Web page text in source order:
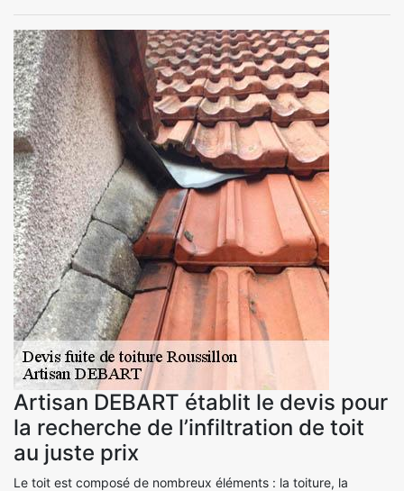
Artisan DEBART établit le devis pour
la recherche de l’infiltration de toit
au juste prix
Le toit est composé de nombreux éléments : la toiture, la